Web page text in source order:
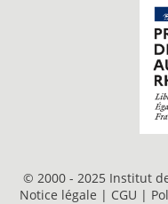
© 2000 - 2025 Institut
Notice légale | CGU |